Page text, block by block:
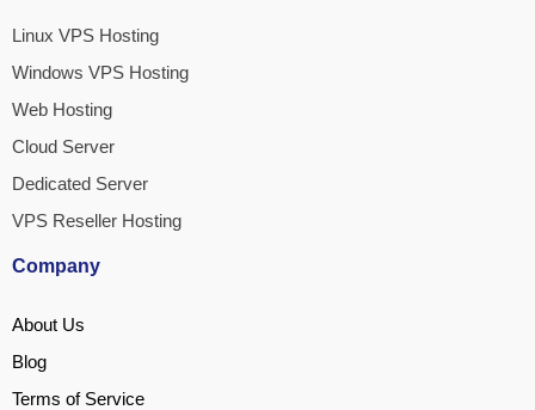
Linux VPS Hosting
Windows VPS Hosting
Web Hosting
Cloud Server
Dedicated Server
VPS Reseller Hosting
Company
About Us
Blog
Terms of Service